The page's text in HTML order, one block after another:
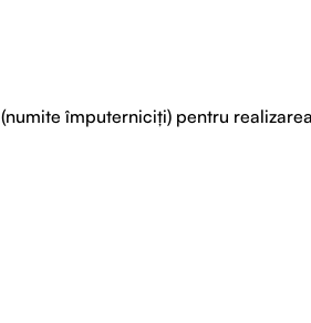
împuterniciți) pentru realizarea